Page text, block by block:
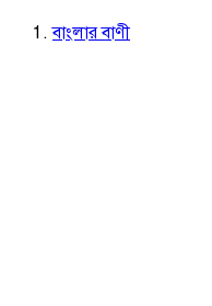
বাংলার বাণী